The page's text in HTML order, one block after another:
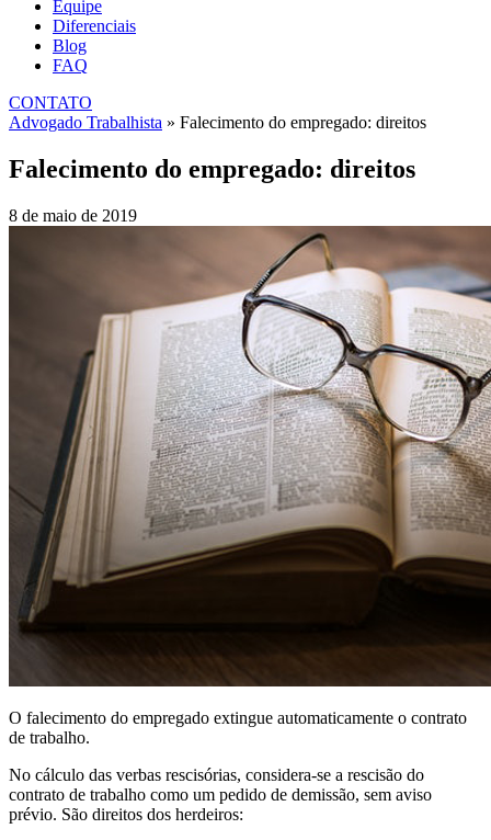
Equipe
Diferenciais
Blog
FAQ
CONTATO
Advogado Trabalhista » Falecimento do empregado: direitos
Falecimento do empregado: direitos
8 de maio de 2019
O falecimento do empregado extingue automaticamente o contrato
de trabalho.
No cálculo das verbas rescisórias, considera-se a rescisão do
contrato de trabalho como um pedido de demissão, sem aviso
prévio. São direitos dos herdeiros: